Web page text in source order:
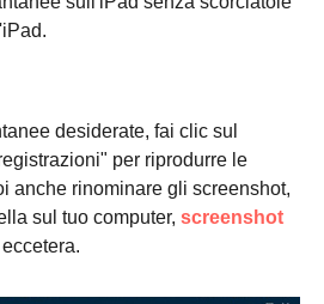
desiderate, fai clic sul
per riprodurre le
anche rinominare gli screenshot,
sul tuo computer, screenshot
eccetera.